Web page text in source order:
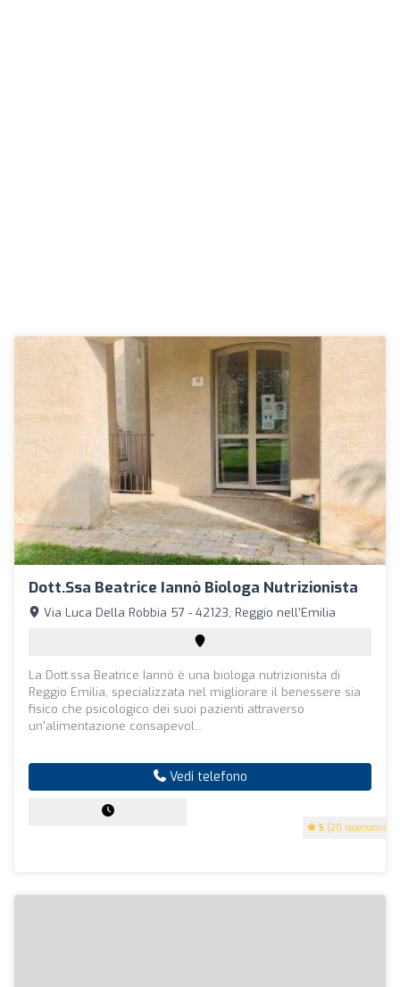
Dott.ssa Beatrice Iannò Biologa Nutrizionista
5 (20 recensioni)
Via Luca Della Robbia 57 - 42123, Reggio nell'Emilia
La Dott.ssa Beatrice Iannò è una biologa nutrizionista di
Reggio Emilia, specializzata nel migliorare il benessere sia
fisico che psicologico dei suoi pazienti attraverso
un'alimentazione consapevol...
Vedi telefono